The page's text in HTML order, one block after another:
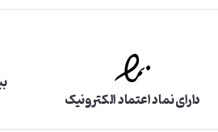
دارای نماد اعتماد الکترونیک